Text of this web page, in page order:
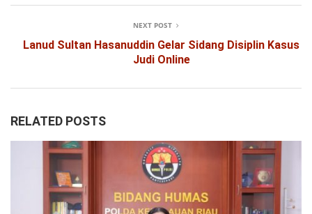
NEXT POST
Lanud Sultan Hasanuddin Gelar Sidang Disiplin Kasus
Judi Online
RELATED POSTS